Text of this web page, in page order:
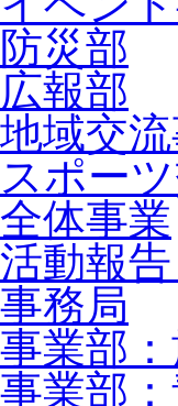
防災部
広報部
地域交
スポー
全体事業
活動報告
事務局
事業部
事業部